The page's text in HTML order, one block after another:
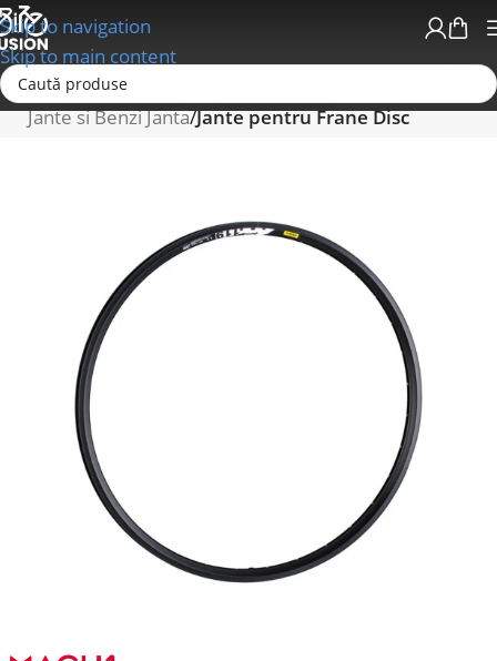
Skip to navigation
Skip to main content
Prima pagină
Jante si Benzi Janta Jante pentru Frane Disc